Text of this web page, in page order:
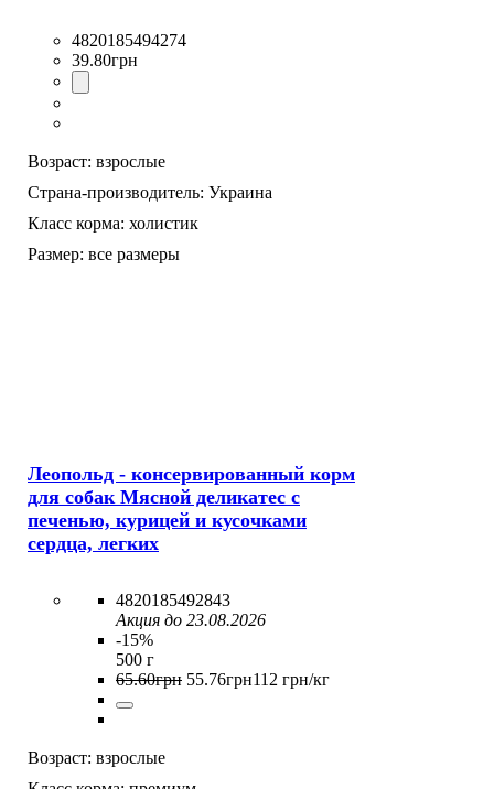
4820185494274
39.80грн
Возраст: взрослые
Страна-производитель: Украина
Класс корма: холистик
Размер: все размеры
Леопольд - консервированный корм
для собак Мясной деликатес с
печенью, курицей и кусочками
сердца, легких
4820185492843
Акция до 23.08.2026
-15%
500 г
65.60грн 55.76грн112 грн/кг
Возраст: взрослые